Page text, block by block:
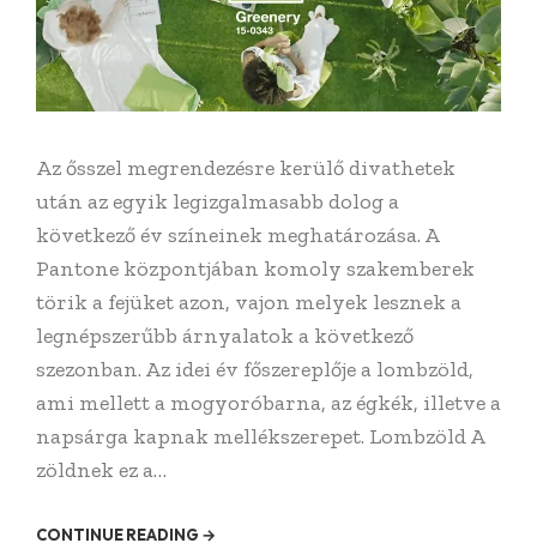
Az ősszel megrendezésre kerülő divathetek
után az egyik legizgalmasabb dolog a
következő év színeinek meghatározása. A
Pantone központjában komoly szakemberek
törik a fejüket azon, vajon melyek lesznek a
legnépszerűbb árnyalatok a következő
szezonban. Az idei év főszereplője a lombzöld,
ami mellett a mogyoróbarna, az égkék, illetve a
napsárga kapnak mellékszerepet. Lombzöld A
zöldnek ez a…
CONTINUE READING →